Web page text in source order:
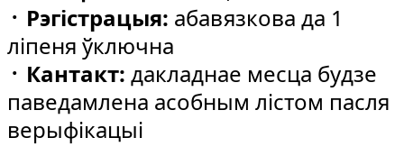
᠂ Рэгістрацыя: абавязкова да 1
ліпеня ўключна
᠂ Кантакт: дакладнае месца будзе
паведамлена асобным лістом пасля
верыфікацыі